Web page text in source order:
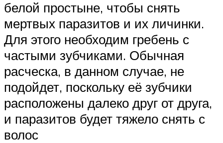
белой простыне, чтобы снять
мертвых паразитов и их личинки.
Для этого необходим гребень с
частыми зубчиками. Обычная
расческа, в данном случае, не
подойдет, поскольку её зубчики
расположены далеко друг от друга,
и паразитов будет тяжело снять с
волос